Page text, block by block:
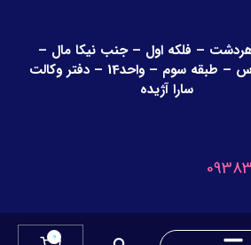
– فلکه اول – جنب نیکا مال –
مجتمع یاس – طبقه سوم – واحد14 – دفتر وکالت
سارا آژیده
0